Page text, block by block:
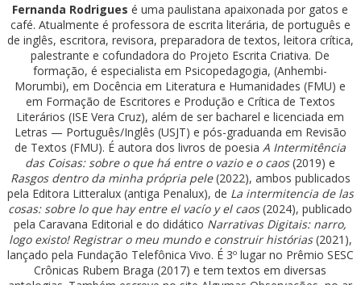
Fernanda Rodrigues é uma paulistana apaixonada por gatos e
café. Atualmente é professora de escrita literária, de português e
de inglês, escritora, revisora, preparadora de textos, leitora crítica,
palestrante e cofundadora do Projeto Escrita Criativa. De
formação, é especialista em Psicopedagogia, (Anhembi-
Morumbi), em Docência em Literatura e Humanidades (FMU) e
em Formação de Escritores e Produção e Crítica de Textos
Literários (ISE Vera Cruz), além de ser bacharel e licenciada em
Letras — Português/Inglês (USJT) e pós-graduanda em Revisão
de Textos (FMU). É autora dos livros de poesia A Intermitência
das Coisas: sobre o que há entre o vazio e o caos(2019) e
Rasgos dentro da minha própria pele(2022), ambos publicados
pela Editora Litteralux (antiga Penalux), de La intermitencia de las
cosas: sobre lo que hay entre el vacío y el caos(2024), publicado
pela Caravana Editorial e do didático Narrativas Digitais: narro,
logo existo! Registrar o meu mundo e construir histórias(2021),
lançado pela Fundação Telefônica Vivo. É 3º lugar no Prêmio SESC
Crônicas Rubem Braga (2017) e tem textos em diversas